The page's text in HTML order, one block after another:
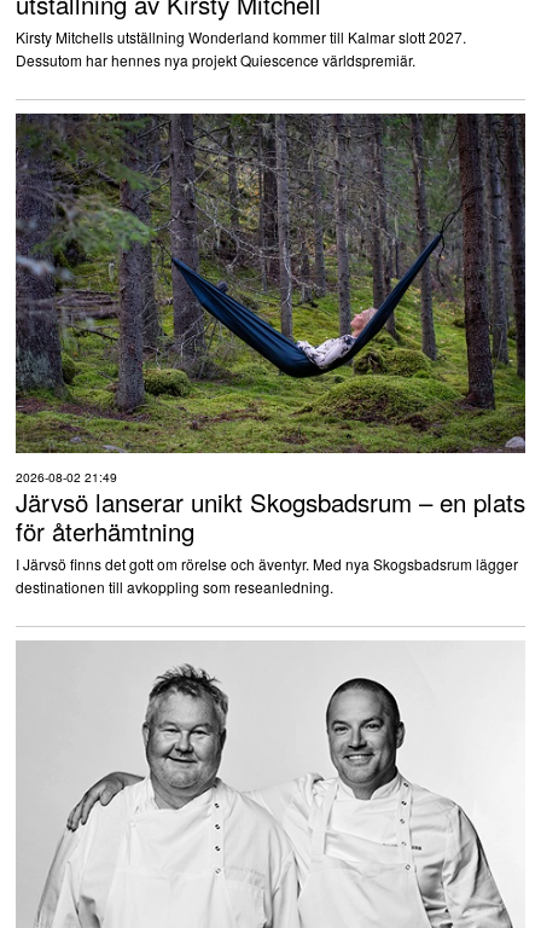
Kirsty Mitchells utställning Wonderland kommer till Kalmar slott 2027.
Dessutom har hennes nya projekt Quiescence världspremiär.
2026-08-02 21:49
Järvsö lanserar unikt Skogsbadsrum – en plats
för återhämtning
I Järvsö finns det gott om rörelse och äventyr. Med nya Skogsbadsrum lägger
destinationen till avkoppling som reseanledning.